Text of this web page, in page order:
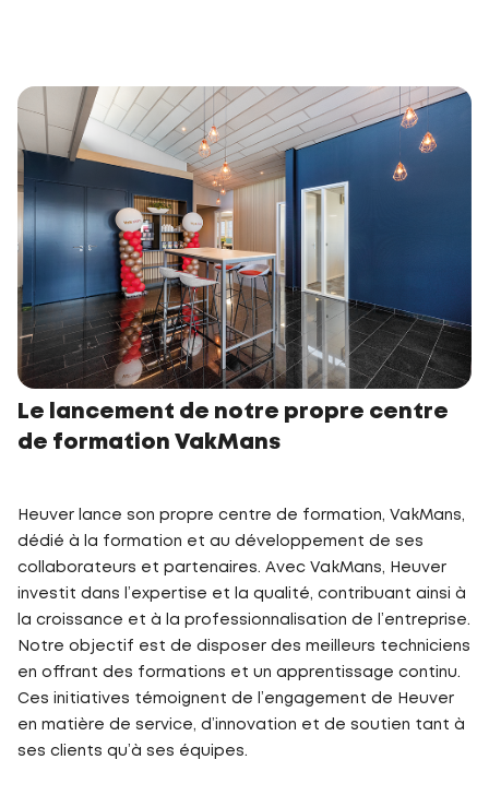
Le lancement de notre propre centre
de formation VakMans
Heuver lance son propre centre de formation, VakMans,
dédié à la formation et au développement de ses
collaborateurs et partenaires. Avec VakMans, Heuver
investit dans l’expertise et la qualité, contribuant ainsi à
la croissance et à la professionnalisation de l’entreprise.
Notre objectif est de disposer des meilleurs techniciens
en offrant des formations et un apprentissage continu.
Ces initiatives témoignent de l’engagement de Heuver
en matière de service, d’innovation et de soutien tant à
ses clients qu’à ses équipes.